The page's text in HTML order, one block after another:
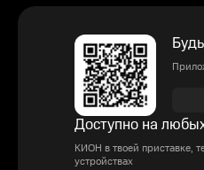
Доступно на
КИОН в твоей приставке,
устройствах